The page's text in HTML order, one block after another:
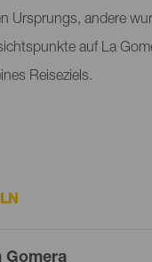
Ursprungs, andere
auf La
Reiseziels.